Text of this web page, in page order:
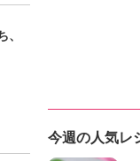
今週の人気レ